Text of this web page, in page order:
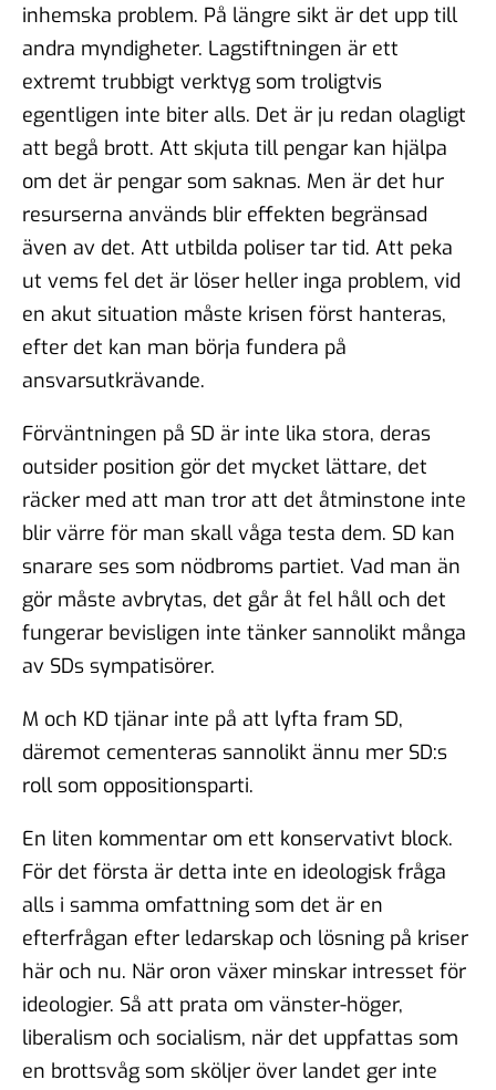
inhemska problem. På längre sikt är det upp till
andra myndigheter. Lagstiftningen är ett
extremt trubbigt verktyg som troligtvis
egentligen inte biter alls. Det är ju redan olagligt
att begå brott. Att skjuta till pengar kan hjälpa
om det är pengar som saknas. Men är det hur
resurserna används blir effekten begränsad
även av det. Att utbilda poliser tar tid. Att peka
ut vems fel det är löser heller inga problem, vid
en akut situation måste krisen först hanteras,
efter det kan man börja fundera på
ansvarsutkrävande.
Förväntningen på SD är inte lika stora, deras
outsider position gör det mycket lättare, det
räcker med att man tror att det åtminstone inte
blir värre för man skall våga testa dem. SD kan
snarare ses som nödbroms partiet. Vad man än
gör måste avbrytas, det går åt fel håll och det
fungerar bevisligen inte tänker sannolikt många
av SDs sympatisörer.
M och KD tjänar inte på att lyfta fram SD,
däremot cementeras sannolikt ännu mer SD:s
roll som oppositionsparti.
En liten kommentar om ett konservativt block.
För det första är detta inte en ideologisk fråga
alls i samma omfattning som det är en
efterfrågan efter ledarskap och lösning på kriser
här och nu. När oron växer minskar intresset för
ideologier. Så att prata om vänster-höger,
liberalism och socialism, när det uppfattas som
en brottsvåg som sköljer över landet ger inte